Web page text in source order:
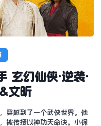
玄幻仙侠·逆袭·
文昕
穿越到了一个武侠世界。他
被传授以神功天命诀。小保